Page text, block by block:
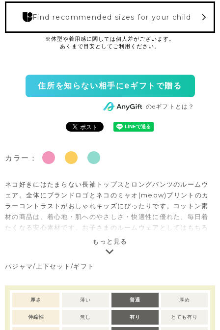
Find recommended sizes for your child
住所を知らない相手にeギフトで贈る
のeギフトとは？
カラー：
ネコ好きにはたまらない長袖トップスとロングパンツのルームウ
ェア。全体にブランドロゴとネコのミャオ(meow)プリントのカ
ラーコントラストがおしゃれキッズにぴったりです。コットン素
材の商品は、着心地・肌へのやさしさ・快適性に優れた、毎日着
たくなる安心素材です。お子さまのルームウェアとしてはもちろ
ん、ギフトにもおすすめの商品です。※サイズによって脱着の為
注意）サイズによって仕様が変わりますので予めご了承くださ
70/80→前全開き
90-110→肩開き
120→開き無し
もっと見る
パジャマ/上下セット/ギフト
厚さ 薄い 普通 厚め
伸縮性 無し 有り とても有り